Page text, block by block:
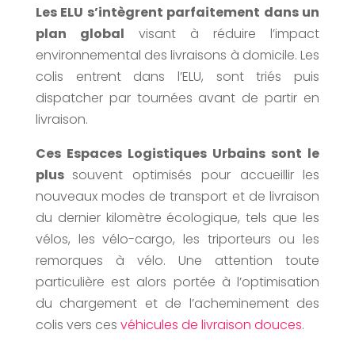
Les ELU s’intègrent parfaitement dans un
plan global visant à réduire l’impact
environnemental des livraisons à domicile. Les
colis entrent dans l’ELU, sont triés puis
dispatcher par tournées avant de partir en
livraison.
Ces Espaces Logistiques Urbains sont le
plussouvent optimisés pour accueillir les
nouveaux modes de transport et de livraison
du dernier kilomètre écologique, tels que les
vélos, les vélo-cargo, les triporteurs ou les
remorques à vélo. Une attention toute
particulière est alors portée à l’optimisation
du chargement et de l’acheminement des
colis vers ces véhicules de livraison douces.